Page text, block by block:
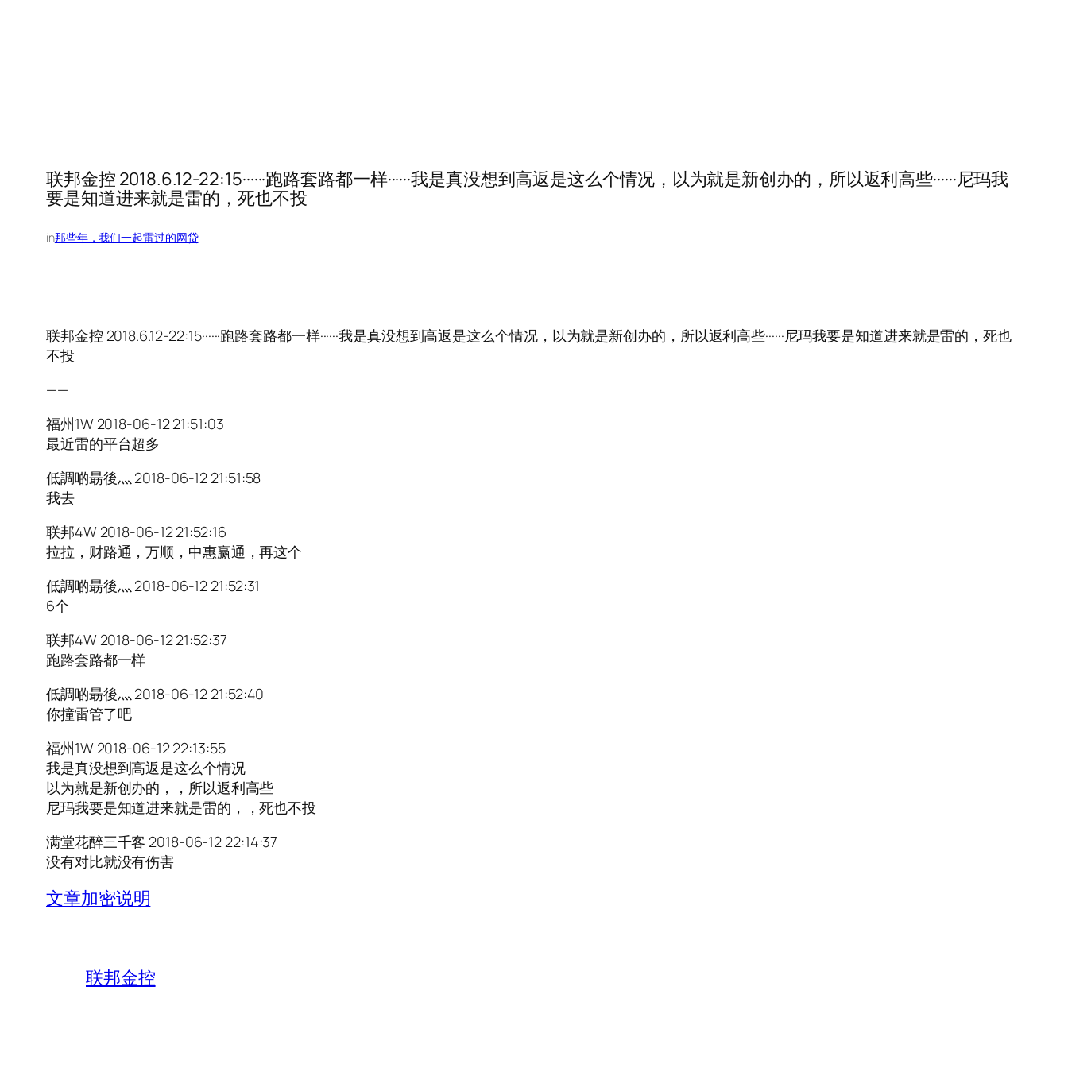
联邦金控 2018.6.12-22:15······跑路套路都一样······我是真没想到高返是这么个情况，以为就是新创办的，所以返利高些······尼玛我
要是知道进来就是雷的，死也不投
in那些年，我们一起雷过的网贷
联邦金控 2018.6.12-22:15······跑路套路都一样······我是真没想到高返是这么个情况，以为就是新创办的，所以返利高些······尼玛我要是知道进来就是雷的，死也
不投
——
福州1W 2018-06-12 21:51:03
最近雷的平台超多
低調啲朂後灬 2018-06-12 21:51:58
我去
联邦4W 2018-06-12 21:52:16
拉拉，财路通，万顺，中惠赢通，再这个
低調啲朂後灬 2018-06-12 21:52:31
6个
联邦4W 2018-06-12 21:52:37
跑路套路都一样
低調啲朂後灬 2018-06-12 21:52:40
你撞雷管了吧
福州1W 2018-06-12 22:13:55
我是真没想到高返是这么个情况
以为就是新创办的，，所以返利高些
尼玛我要是知道进来就是雷的，，死也不投
满堂花醉三千客 2018-06-12 22:14:37
没有对比就没有伤害
文章加密说明
联邦金控